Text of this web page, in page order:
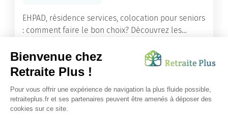
EHPAD, résidence services, colocation pour seniors
: comment faire le bon choix? Découvrez les
ainés.
Lire l'article
Vous avez besoin d’une aide de nos équipes ?